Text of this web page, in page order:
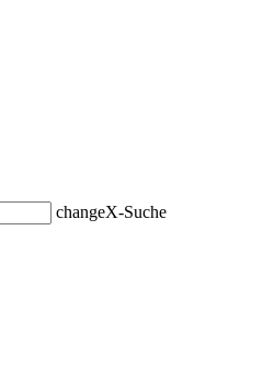
changeX-Suche